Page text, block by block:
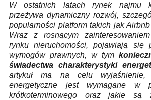
W ostatnich latach rynek najmu
przeżywa dynamiczny rozwój,
popularności platform takich jak
Wraz z rosnącym
rynku nieruchomości, pojawiają się
wymogów prawnych, w tym
świadectwa charakterystyki
artykuł ma na celu wyjaśnienie,
energetyczne jest wymagane w
krótkoterminowego oraz jakie są